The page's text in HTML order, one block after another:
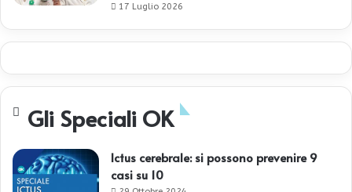
17 Luglio 2026
Gli Speciali OK
Ictus cerebrale: si possono prevenire 9
casi su 10